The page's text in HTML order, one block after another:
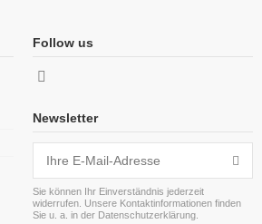
Follow us
Newsletter
Sie können Ihr Einverständnis jederzeit
widerrufen. Unsere Kontaktinformationen finden
Sie u. a. in der Datenschutzerklärung.